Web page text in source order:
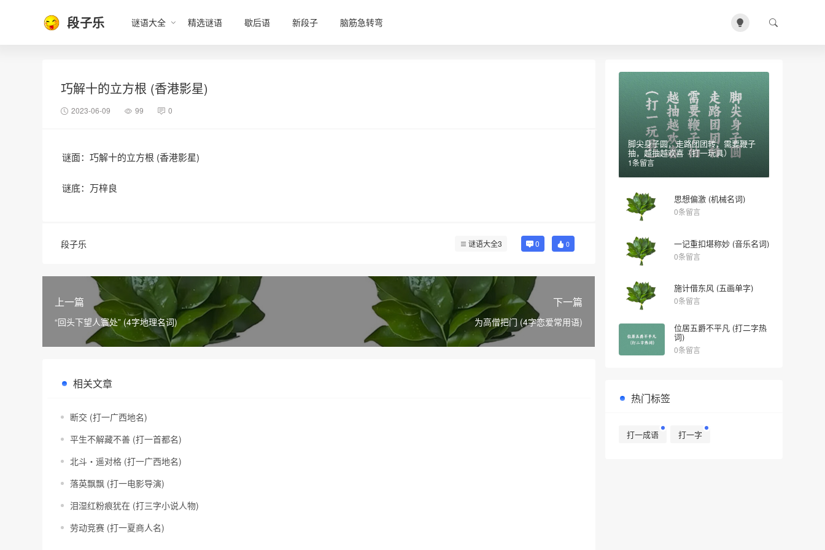
段子乐 谜语大全 精选谜语 歇后语 新段子 脑筋急转弯
巧解十的立方根 (香港影星)
2023-06-09 99 0
谜面：巧解十的立方根 (香港影星)
谜底：万梓良
段子乐 谜语大全3 0 0
上一篇
“回头下望人寰处” (4字地理名词)
下一篇
为高僧把门 (4字恋爱常用语)
相关文章
断交 (打一广西地名)
平生不解藏不善 (打一首都名)
北斗・遥对格 (打一广西地名)
落英飘飘 (打一电影导演)
泪湿红粉痕犹在 (打三字小说人物)
劳动竞赛 (打一夏商人名)
脚尖身子圆，走路团团转，需要鞭子
抽，越抽越欢喜（打一玩具）
1条留言
思想偏激 (机械名词)
0条留言
一记重扣堪称妙 (音乐名词)
0条留言
施计借东风 (五画单字)
0条留言
位居五爵不平凡 (打二字热
词)
0条留言
热门标签
打一成语 打一字